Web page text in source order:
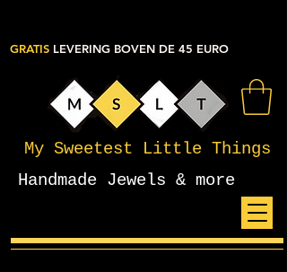
My Sweetest Little Things
Handmade Jewels & more
GRATIS LEVERING BOVEN DE 45 EURO